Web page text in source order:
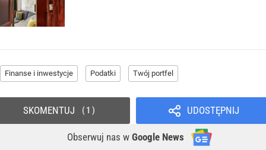
Finanse i inwestycje Podatki Twój portfel
UDOSTĘPNIJ
Obserwuj nas w Google News
SKOMENTUJ 1